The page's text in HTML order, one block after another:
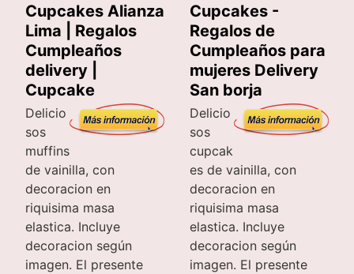
Cupcakes Alianza
Lima | Regalos
Cumpleaños
delivery |
Cupcake
Delicio
sos
muffins
de vainilla, con
decoracion en
riquisima masa
elastica. Incluye
decoracion según
imagen. El presente
Cupcakes -
Regalos de
Cumpleaños para
mujeres Delivery
San borja
Delicio
sos
cupcak
es de vainilla, con
decoracion en
riquisima masa
elastica. Incluye
decoracion según
imagen. El presente